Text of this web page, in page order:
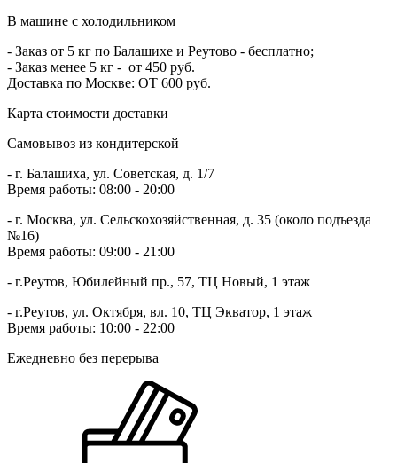
В машине с холодильником
- Заказ от 5 кг по Балашихе и Реутово - бесплатно;
- Заказ менее 5 кг - от 450 руб.
Доставка по Москве: ОТ 600 руб.
Карта стоимости доставки
Самовывоз из кондитерской
- г. Балашиха, ул. Советская, д. 1/7
Время работы: 08:00 - 20:00
- г. Москва, ул. Сельскохозяйственная, д. 35 (около подъезда
№16)
Время работы: 09:00 - 21:00
- г.Реутов, Юбилейный пр., 57, ТЦ Новый, 1 этаж
- г.Реутов, ул. Октября, вл. 10, ТЦ Экватор, 1 этаж
Время работы: 10:00 - 22:00
Ежедневно без перерыва